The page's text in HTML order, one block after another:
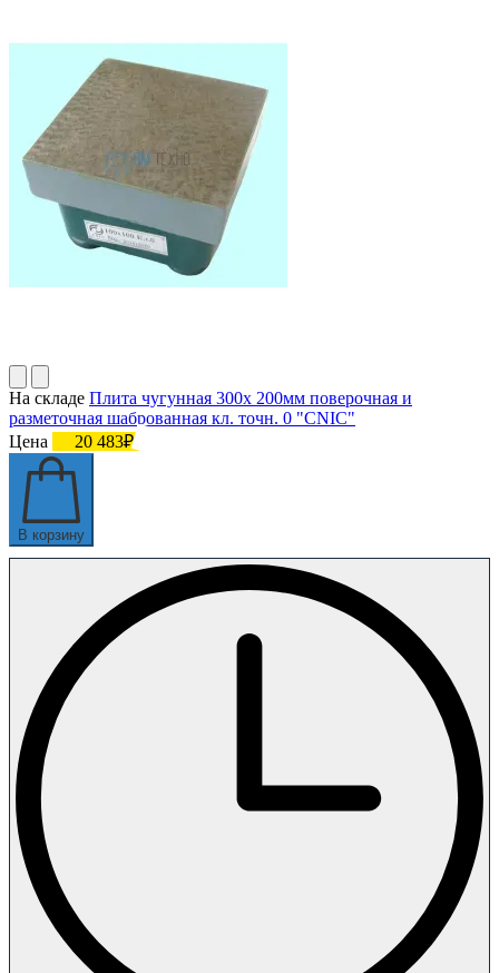
На складе Плита чугунная 300х 200мм поверочная и
разметочная шаброванная кл. точн. 0 "CNIC"
Цена
20 483₽
В корзину